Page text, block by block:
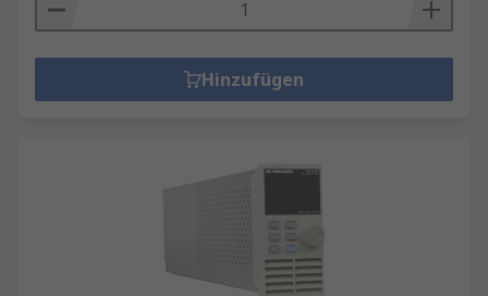
Hinzufügen